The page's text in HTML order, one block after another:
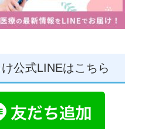
公式LINEはこちら